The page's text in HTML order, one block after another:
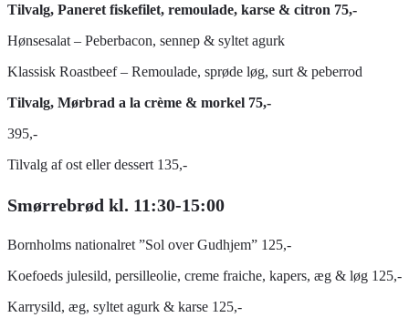
Tilvalg, Paneret fiskefilet, remoulade, karse & citron 75,-
Hønsesalat – Peberbacon, sennep & syltet agurk
Klassisk Roastbeef – Remoulade, sprøde løg, surt & peberrod
Tilvalg, Mørbrad a la crème & morkel 75,-
395,-
Tilvalg af ost eller dessert 135,-
Smørrebrød kl. 11:30-15:00
Bornholms nationalret ”Sol over Gudhjem” 125,-
Koefoeds julesild, persilleolie, creme fraiche, kapers, æg & løg 125,-
Karrysild, æg, syltet agurk & karse 125,-